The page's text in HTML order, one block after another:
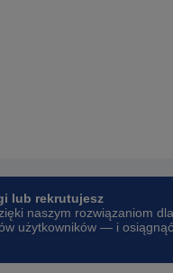
lub rekrutujesz
naszym rozwiązaniom dla
użytkowników — i osiągnąć